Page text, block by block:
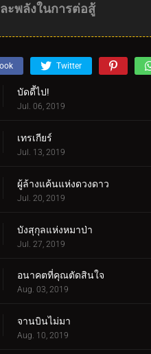
ะพลังในการต่อสู้
Twitter
บัดดี้ไป!
Jul. 06, 2019
เทรเกียร์
Jul. 13, 2019
ผู้ล้างแค้นแห่งดวงดาว
Jul. 20, 2019
บังสุกุลแห่งหมาป่า
Jul. 27, 2019
อนาคตที่คุณตัดสินใจ
Aug. 03, 2019
จานบินไม่มา
Aug. 10, 2019